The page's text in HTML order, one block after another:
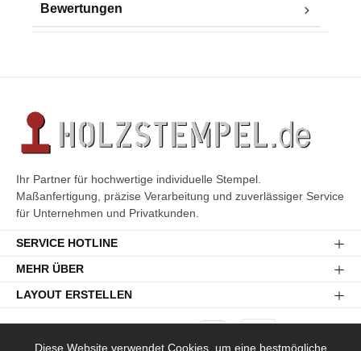
Bewertungen
Ihr Partner für hochwertige individuelle Stempel.
Maßanfertigung, präzise Verarbeitung und zuverlässiger Service
für Unternehmen und Privatkunden.
SERVICE HOTLINE
MEHR ÜBER
LAYOUT ERSTELLEN
Diese Website verwendet Cookies, um eine bestmögliche